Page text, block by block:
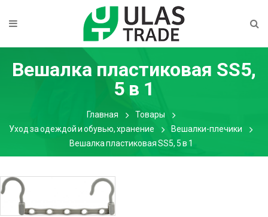
Вешалка пластиковая SS5,
5 в 1
Главная
Товары
Уход за одеждой и обувью, хранение
Вешалки-плечики
Вешалка пластиковая SS5, 5 в 1